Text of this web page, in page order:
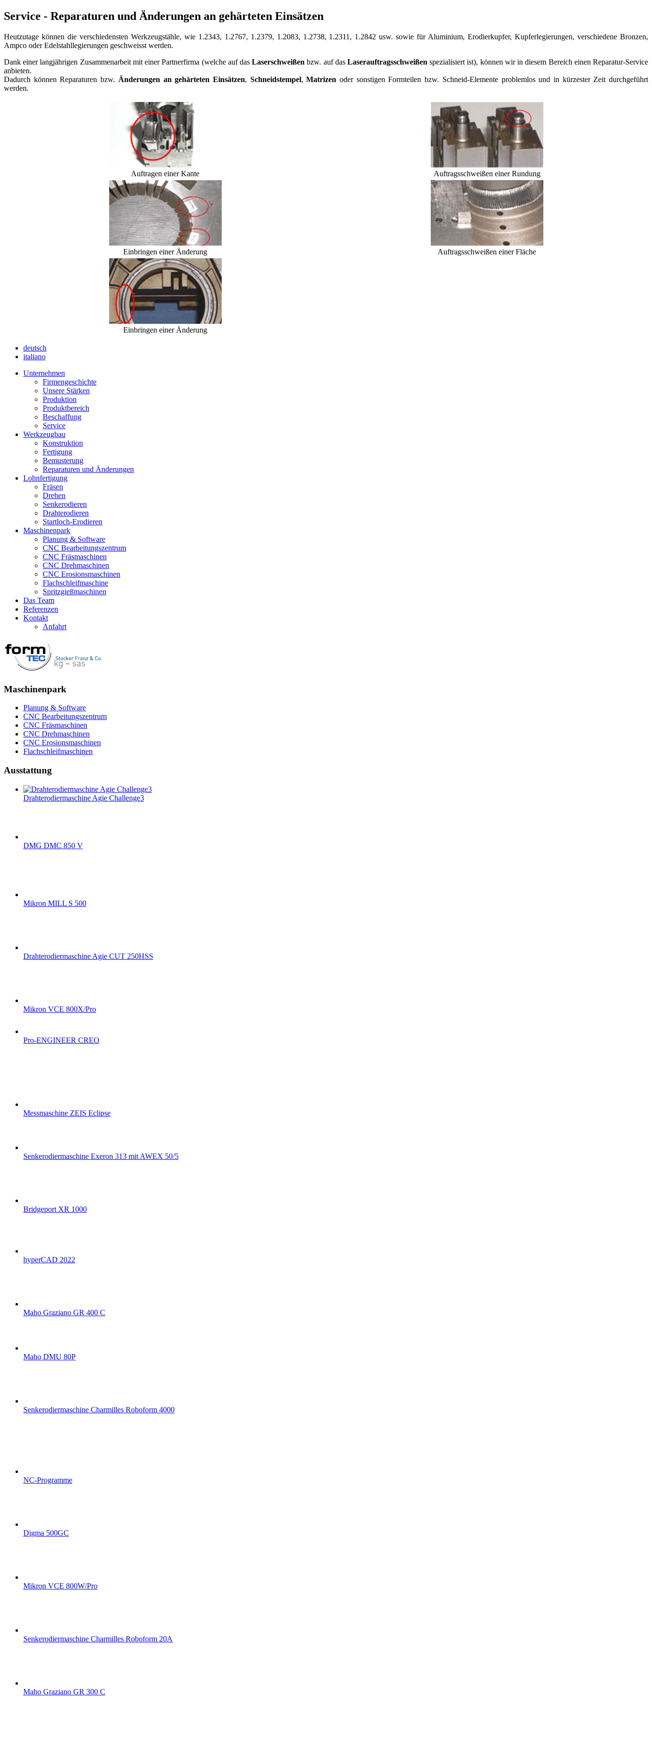
Service - Reparaturen und Änderungen an gehärteten Einsätzen
Heutzutage können die verschiedensten Werkzeugstähle, wie 1.2343, 1.2767, 1.2379, 1.2083, 1.2738, 1.2311, 1.2842 usw. sowie für Aluminium, Erodierkupfer, Kupferlegierungen, verschiedene Bronzen,
Ampco oder Edelstahllegierungen geschweisst werden.
Dank einer langjährigen Zusammenarbeit mit einer Partnerfirma (welche auf dasLaserschweißen bzw. auf dasLaserauftragsschweißen spezialisiert ist), können wir in diesem Bereich einen Reparatur-Service
anbieten.
Dadurch können Reparaturen bzw. Änderungen an gehärteten Einsätzen, Schneidstempel,Matrizen oder sonstigen Formteilen bzw. Schneid-Elemente problemlos und in kürzester Zeit durchgeführt
werden.
Auftragen einer Kante Auftragsschweißen einer Rundung
Einbringen einer Änderung Auftragsschweißen einer Fläche
Einbringen einer Änderung
deutsch
italiano
Unternehmen
Firmengeschichte
Unsere Stärken
Produktion
Produktbereich
Beschaffung
Service
Werkzeugbau
Konstruktion
Fertigung
Bemusterung
Reparaturen und Änderungen
Lohnfertigung
Fräsen
Drehen
Senkerodieren
Drahterodieren
Startloch-Erodieren
Maschinenpark
Planung & Software
CNC Bearbeitungszentrum
CNC Fräsmaschinen
CNC Drehmaschinen
CNC Erosionsmaschinen
Flachschleifmaschine
Spritzgießmaschinen
Das Team
Referenzen
Kontakt
Anfahrt
Maschinenpark
Planung & Software
CNC Bearbeitungszentrum
CNC Fräsmaschinen
CNC Drehmaschinen
CNC Erosionsmaschinen
Flachschleifmaschinen
Ausstattung
Drahterodiermaschine Agie Challenge3
DMG DMC 850 V
Mikron MILL S 500
Drahterodiermaschine Agie CUT 250HSS
Mikron VCE 800X/Pro
Pro-ENGINEER CREO
Messmaschine ZEIS Eclipse
Senkerodiermaschine Exeron 313 mit AWEX 50/5
Bridgeport XR 1000
hyperCAD 2022
Maho Graziano GR 400 C
Maho DMU 80P
Senkerodiermaschine Charmilles Roboform 4000
NC-Programme
Digma 500GC
Mikron VCE 800W/Pro
Senkerodiermaschine Charmilles Roboform 20A
Maho Graziano GR 300 C